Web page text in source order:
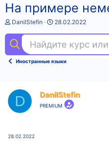
На примере
А
т
о
т
DanilStefin
Д
а
н
а
а
28.02.2022
Иностранные языки
D DanilStefin
PREMIUM
28.02.2022